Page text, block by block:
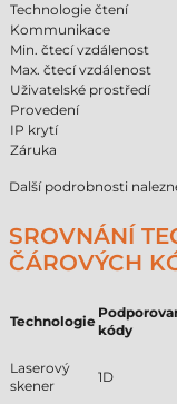
Technologie čtení
Kommunikace
Min. čtecí vzdálenost
Max. čtecí vzdálenost
Uživatelské prostředí
Provedení
IP krytí
Záruka
Další podrobnosti
SROVNÁNÍ
ČÁROVÝCH
Technologie
kódy
Laserový
skener
1D